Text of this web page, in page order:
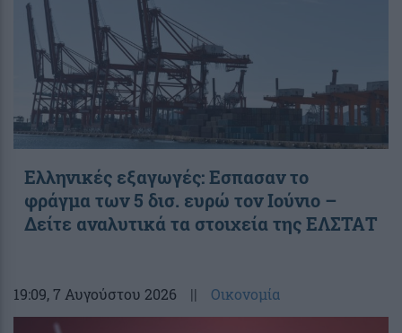
Ελληνικές εξαγωγές: Εσπασαν το
φράγμα των 5 δισ. ευρώ τον Ιούνιο –
Δείτε αναλυτικά τα στοιχεία της ΕΛΣΤΑΤ
19:09, 7 Αυγούστου 2026 || Οικονομία